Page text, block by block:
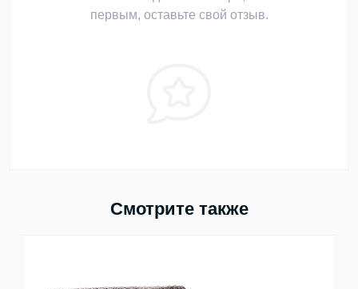
первым, оставьте свой отзыв.
Смотрите также